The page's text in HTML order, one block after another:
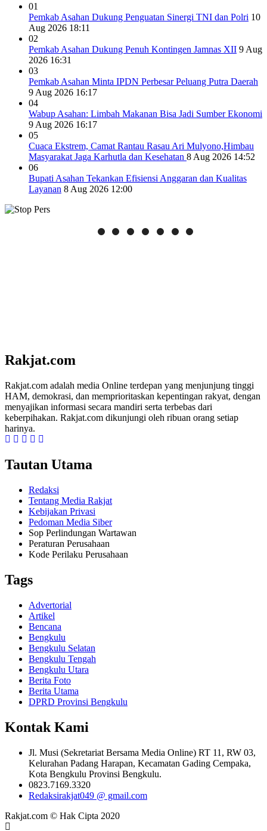
01
Pemkab Asahan Dukung Penguatan Sinergi TNI dan Polri 10
Aug 2026 18:11
02
Pemkab Asahan Dukung Penuh Kontingen Jamnas XII 9 Aug
2026 16:31
03
Pemkab Asahan Minta IPDN Perbesar Peluang Putra Daerah
9 Aug 2026 16:17
04
Wabup Asahan: Limbah Makanan Bisa Jadi Sumber Ekonomi
9 Aug 2026 16:17
05
Cuaca Ekstrem, Camat Rantau Rasau Ari Mulyono,Himbau
Masyarakat Jaga Karhutla dan Kesehatan 8 Aug 2026 14:52
06
Bupati Asahan Tekankan Efisiensi Anggaran dan Kualitas
Layanan 8 Aug 2026 12:00
Rakjat.com
Rakjat.com adalah media Online terdepan yang menjunjung tinggi
HAM, demokrasi, dan memprioritaskan kepentingan rakyat, dengan
menyajikan informasi secara mandiri serta terbebas dari
keberpihakan. Rakjat.com dikunjungi oleh ribuan orang setiap
harinya.
Tautan Utama
Redaksi
Tentang Media Rakjat
Kebijakan Privasi
Pedoman Media Siber
Sop Perlindungan Wartawan
Peraturan Perusahaan
Kode Perilaku Perusahaan
Tags
Advertorial
Artikel
Bencana
Bengkulu
Bengkulu Selatan
Bengkulu Tengah
Bengkulu Utara
Berita Foto
Berita Utama
DPRD Provinsi Bengkulu
Kontak Kami
Jl. Musi (Sekretariat Bersama Media Online) RT 11, RW 03,
Kelurahan Padang Harapan, Kecamatan Gading Cempaka,
Kota Bengkulu Provinsi Bengkulu.
0823.7169.3320
Redaksirakjat049 @ gmail.com
Rakjat.com © Hak Cipta 2020